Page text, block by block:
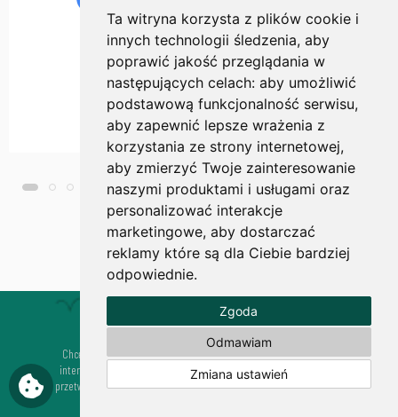
Ta witryna korzysta z plików cookie i
innych technologii śledzenia, aby
poprawić jakość przeglądania w
następujących celach: aby umożliwić
podstawową funkcjonalność serwisu,
aby zapewnić lepsze wrażenia z
korzystania ze strony internetowej,
aby zmierzyć Twoje zainteresowanie
naszymi produktami i usługami oraz
personalizować interakcje
marketingowe, aby dostarczać
reklamy które są dla Ciebie bardziej
odpowiednie.
Zgoda
Odmawiam
Zmiana ustawień
więcej
Zapisz się do Newslettera
Chcę otrzymywać informacje o promocjach i nowościach sklepu
internetowego www.ogrodyhildegardy.pl oraz wyrażam zgodę na
przetwarzanie mojego adresu e-mail przez Usługodawcę dla celów